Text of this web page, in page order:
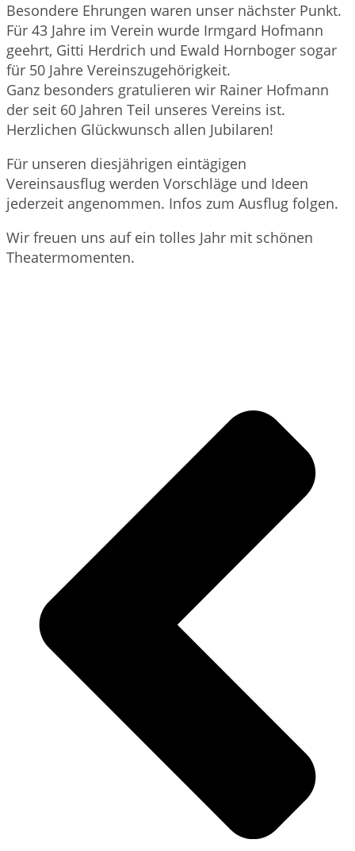
Besondere Ehrungen waren unser nächster Punkt.
Für 43 Jahre im Verein wurde Irmgard Hofmann
geehrt, Gitti Herdrich und Ewald Hornboger sogar
für 50 Jahre Vereinszugehörigkeit.
Ganz besonders gratulieren wir Rainer Hofmann
der seit 60 Jahren Teil unseres Vereins ist.
Herzlichen Glückwunsch allen Jubilaren!
Für unseren diesjährigen eintägigen
Vereinsausflug werden Vorschläge und Ideen
jederzeit angenommen. Infos zum Ausflug folgen.
Wir freuen uns auf ein tolles Jahr mit schönen
Theatermomenten.